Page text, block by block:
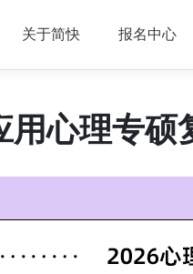
关于简快 报名中心
心理专硕